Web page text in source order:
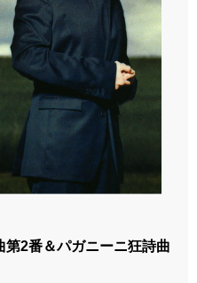
2番＆パガニーニ狂詩曲